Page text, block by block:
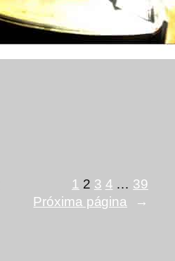
1 2 3 4 … 39
Próxima página
→